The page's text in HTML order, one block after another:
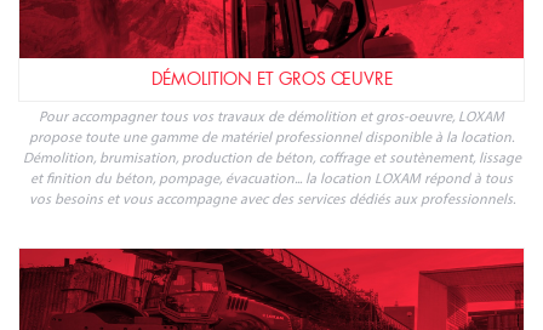
DÉMOLITION ET GROS ŒUVRE
Pour accompagner tous vos travaux de démolition et gros-oeuvre, LOXAM
propose toute une gamme de matériel professionnel disponible à la location.
Démolition, brumisation, production de béton, coffrage et soutènement, lissage
et finition du béton, pompage, évacuation... la location LOXAM répond à tous
vos besoins et vous accompagne avec des services dédiés aux professionnels.